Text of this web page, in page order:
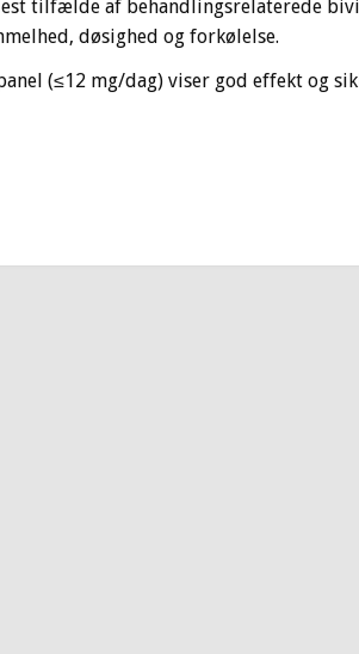
tilfælde af behandlingsrelaterede
døsighed og forkølelse.
(≤12 mg/dag) viser god effekt og